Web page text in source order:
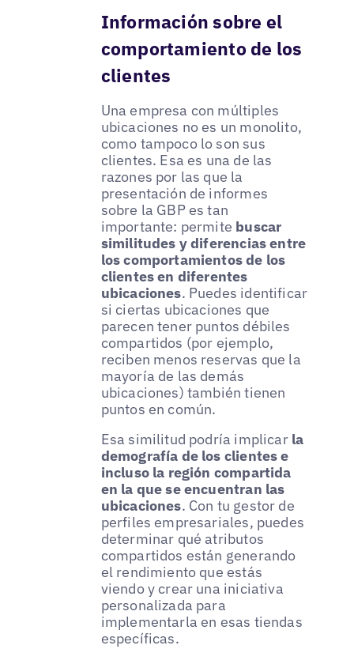
Información sobre el
comportamiento de los
clientes
Una empresa con múltiples
ubicaciones no es un monolito,
como tampoco lo son sus
clientes. Esa es una de las
razones por las que la
presentación de informes
sobre la GBP es tan
importante: permite buscar
similitudes y diferencias entre
los comportamientos de los
clientes en diferentes
ubicaciones. Puedes identificar
si ciertas ubicaciones que
parecen tener puntos débiles
compartidos (por ejemplo,
reciben menos reservas que la
mayoría de las demás
ubicaciones) también tienen
puntos en común.
Esa similitud podría implicar la
demografía de los clientes e
incluso la región compartida
en la que se encuentran las
ubicaciones. Con tu gestor de
perfiles empresariales, puedes
determinar qué atributos
compartidos están generando
el rendimiento que estás
viendo y crear una iniciativa
personalizada para
implementarla en esas tiendas
específicas.